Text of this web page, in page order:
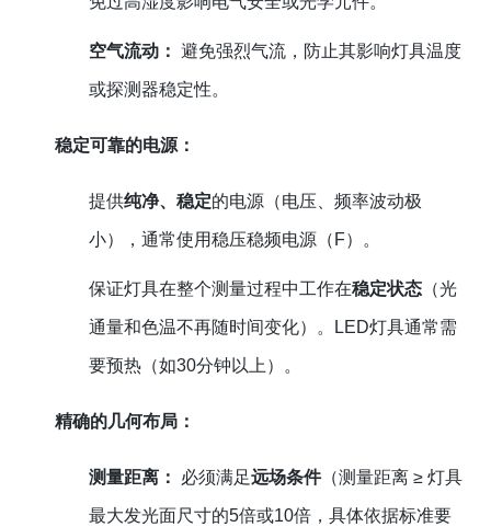
空气流动： 避免强烈气流，防止其影响灯具温度
或探测器稳定性。
稳定可靠的电源：
提供纯净、稳定的电源（电压、频率波动极
小），通常使用稳压稳频电源（F）。
保证灯具在整个测量过程中工作在稳定状态（光
通量和色温不再随时间变化）。LED灯具通常需
要预热（如30分钟以上）。
精确的几何布局：
测量距离： 必须满足远场条件（测量距离 ≥ 灯具
最大发光面尺寸的5倍或10倍，具体依据标准要